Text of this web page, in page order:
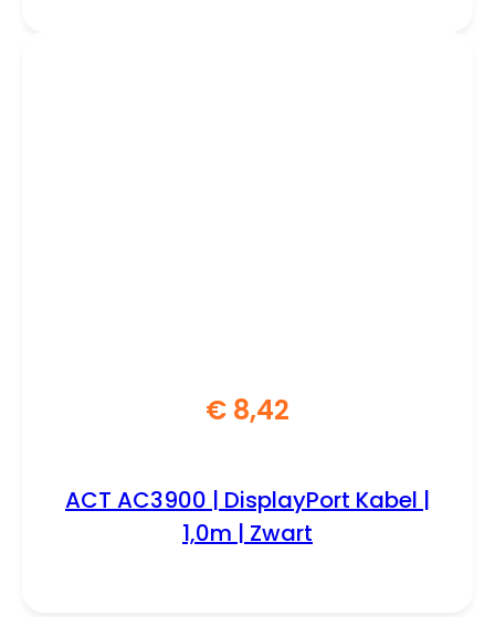
€ 8,42
ACT AC3900 | DisplayPort Kabel |
1,0m | Zwart